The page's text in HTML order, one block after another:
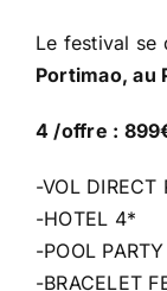
Le festival se
Portimao, au
4 /offre :
-VOL DIRECT
-HOTEL 4*
-POOL PARTY
-BRACELET